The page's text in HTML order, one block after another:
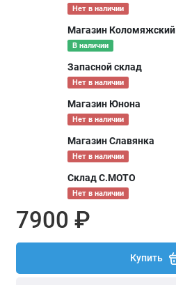
Нет в наличии
Магазин Коломяжский
В наличии
Запасной склад
Нет в наличии
Магазин Юнона
Нет в наличии
Магазин Славянка
Нет в наличии
Склад С.МОТО
Нет в наличии
7900 ₽
Купить